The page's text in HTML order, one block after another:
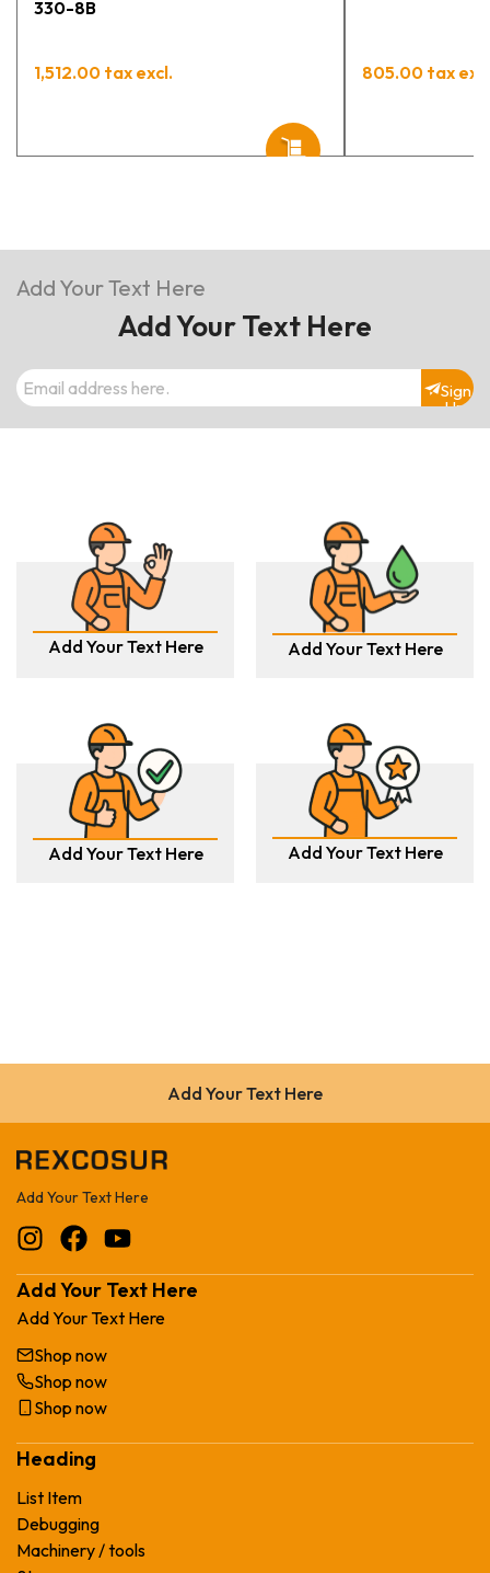
330-8B
1,512.00 tax excl. 805.00 tax
Add Your Text Here
Add Your Text Here
Sign
Up
Add Your Text Here Add Your Text Here
Add Your Text Here Add Your Text Here
Add Your Text Here
Add Your Text Here
Add Your Text Here
Add Your Text Here
Shop now
Shop now
Shop now
Heading
List Item
Debugging
Machinery / tools